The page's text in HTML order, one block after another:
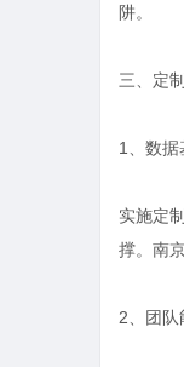
阱。
三、定
1、数据
实施定
撑。南
2、团队